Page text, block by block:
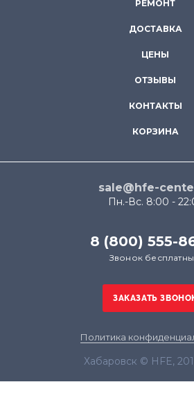
РЕМОНТ
ДОСТАВКА
ЦЕНЫ
ОТЗЫВЫ
КОНТАКТЫ
КОРЗИНА
sale@hfe-
Пн.-Вс. 8:00 -
8 (800) 555-
Звонок
Политика
Хабаровск © HFE,